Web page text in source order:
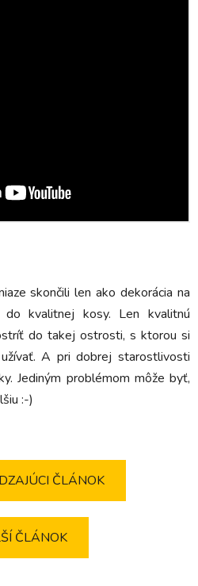
skončili len ako dekorácia na
kvalitnej kosy. Len kvalitnú
do takej ostrosti, s ktorou si
A pri dobrej starostlivosti
Jediným problémom môže byť,
:-)
ČLÁNOK
ČLÁNOK